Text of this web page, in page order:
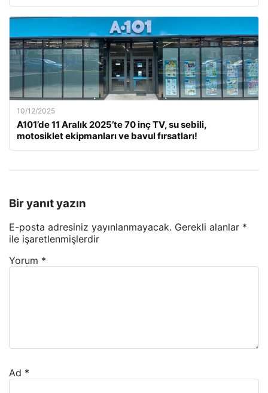
10/12/2025
A101’de 11 Aralık 2025’te 70 inç TV, su sebili,
motosiklet ekipmanları ve bavul fırsatları!
Bir yanıt yazın
E-posta adresiniz yayınlanmayacak. Gerekli alanlar *
ile işaretlenmişlerdir
Yorum *
Ad *